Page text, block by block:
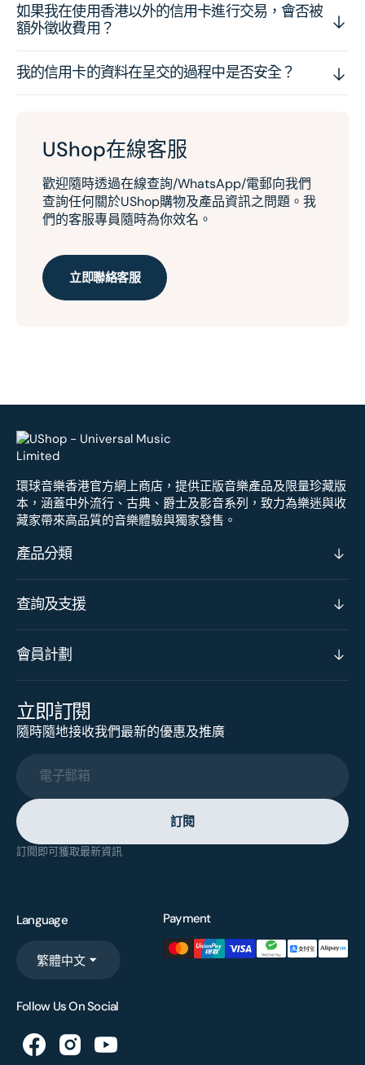
如果我在使用香港以外的信用卡進行交易，會否被
額外徵收費用？
我的信用卡的資料在呈交的過程中是否安全？
UShop在線客服
歡迎隨時透過在線查詢/WhatsApp/電郵向我們
查詢任何關於UShop購物及產品資訊之問題。我
們的客服專員隨時為你效名。
立即聯絡客服
環球音樂香港官方網上商店，提供正版音樂產品及限量珍藏版
本，涵蓋中外流行、古典、爵士及影音系列，致力為樂迷與收
藏家帶來高品質的音樂體驗與獨家發售。
產品分類
查詢及支援
會員計劃
立即訂閱
隨時隨地接收我們最新的優惠及推廣
電子郵箱
訂閱
訂閱即可獲取最新資訊
Language
繁體中文
Payment
Follow Us On Social